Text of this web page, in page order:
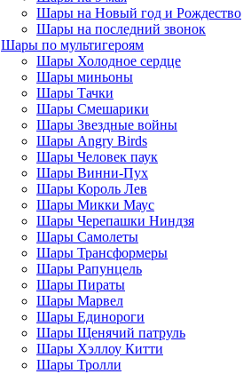
Шары на Новый год и Рождество
Шары на последний звонок
Шары по мультигероям
Шары Холодное сердце
Шары миньоны
Шары Тачки
Шары Смешарики
Шары Звездные войны
Шары Angry Birds
Шары Человек паук
Шары Винни-Пух
Шары Король Лев
Шары Микки Маус
Шары Черепашки Ниндзя
Шары Самолеты
Шары Трансформеры
Шары Рапунцель
Шары Пираты
Шары Марвел
Шары Единороги
Шары Щенячий патруль
Шары Хэллоу Китти
Шары Тролли